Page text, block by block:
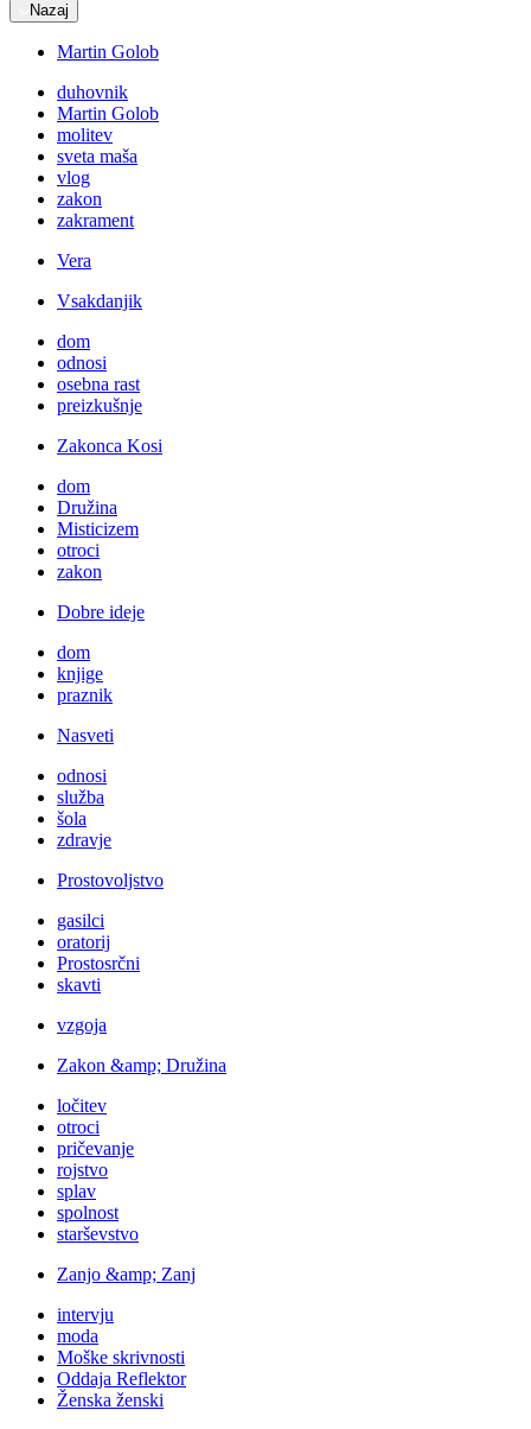
Nazaj
Martin Golob
duhovnik
Martin Golob
molitev
sveta maša
vlog
zakon
zakrament
Vera
Vsakdanjik
dom
odnosi
osebna rast
preizkušnje
Zakonca Kosi
dom
Družina
Misticizem
otroci
zakon
Dobre ideje
dom
knjige
praznik
Nasveti
odnosi
služba
šola
zdravje
Prostovoljstvo
gasilci
oratorij
Prostosrčni
skavti
vzgoja
Zakon &amp; Družina
ločitev
otroci
pričevanje
rojstvo
splav
spolnost
starševstvo
Zanjo &amp; Zanj
intervju
moda
Moške skrivnosti
Oddaja Reflektor
Ženska ženski